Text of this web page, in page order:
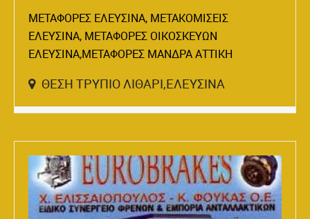
ΜΕΤΑΦΟΡΕΣ ΕΛΕΥΣΙΝΑ, ΜΕΤΑΚΟΜΙΣΕΙΣ
ΕΛΕΥΣΙΝΑ, ΜΕΤΑΦΟΡΕΣ ΟΙΚΟΣΚΕΥΩΝ
ΕΛΕΥΣΙΝΑ,ΜΕΤΑΦΟΡΕΣ ΜΑΝΔΡΑ ΑΤΤΙΚΗ
ΘΕΣΗ ΤΡΥΠΙΟ ΛΙΘΑΡΙ,ΕΛΕΥΣΙΝΑ